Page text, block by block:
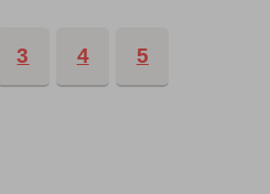
3 4 5